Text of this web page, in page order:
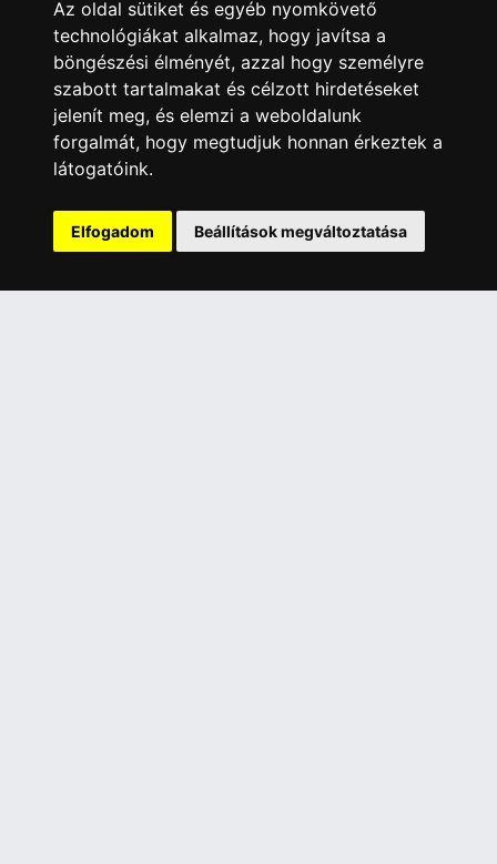
Az oldal sütiket és egyéb nyomkövető
technológiákat alkalmaz, hogy javítsa a
böngészési élményét, azzal hogy személyre
szabott tartalmakat és célzott hirdetéseket
jelenít meg, és elemzi a weboldalunk
forgalmát, hogy megtudjuk honnan érkeztek a
látogatóink.
Elfogadom Beállítások megváltoztatása
Elérhetőségek
Garanciális Ügyintézés
Webszolgáltatás
Üzleteinkben az elektronikus fizetés mód kizárólag átutalással
érhető el, bankkártyás fizetésre nincs lehetőség.
INFORMÁCIÓK
Általános Szerződési Feltételek
Adatkezelési nyilatkozat